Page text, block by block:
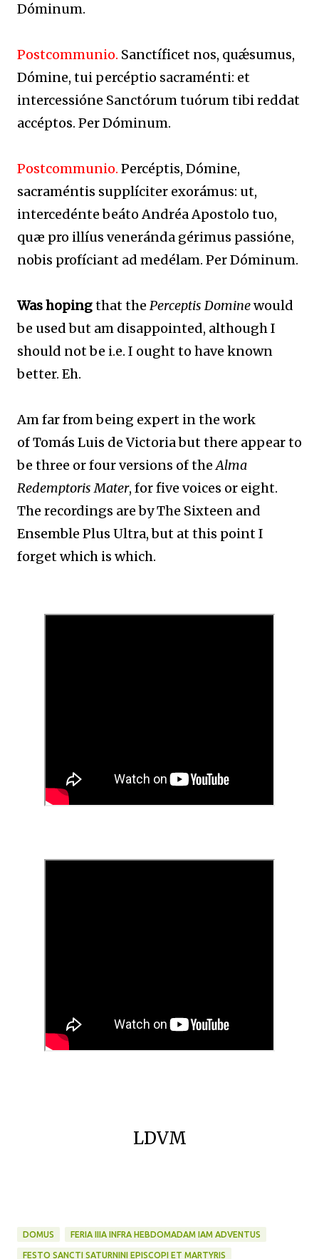
Dóminum.
Postcommunio. Sanctíficet nos, quǽsumus,
Dómine, tui percéptio sacraménti: et
intercessióne Sanctórum tuórum tibi reddat
accéptos. Per Dóminum.
Postcommunio. Percéptis, Dómine,
sacraméntis supplíciter exorámus: ut,
intercedénte beáto Andréa Apostolo tuo,
quæ pro illíus veneránda gérimus passióne,
nobis profíciant ad medélam. Per Dóminum.
Was hopingthat the Perceptis Dominewould
be used but am disappointed, although I
should not be i.e. I ought to have known
better. Eh.
Am far from being expert in the work
of Tomás Luis de Victoria but there appear to
be three or four versions of theAlma
Redemptoris Mater, for five voices or eight.
The recordings are by The Sixteen and
Ensemble Plus Ultra, but at this point I
forget which is which.
LDVM
DOMUS FERIA IIIA INFRA HEBDOMADAM IAM ADVENTUS
FESTO SANCTI SATURNINI EPISCOPI ET MARTYRIS